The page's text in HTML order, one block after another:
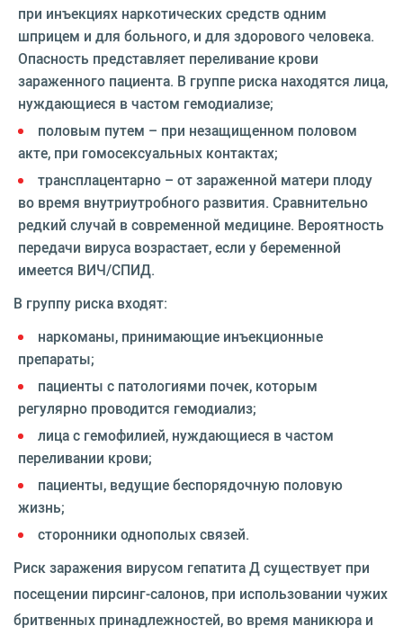
при инъекциях наркотических средств одним
шприцем и для больного, и для здорового человека.
Опасность представляет переливание крови
зараженного пациента. В группе риска находятся лица,
нуждающиеся в частом гемодиализе;
половым путем – при незащищенном половом
акте, при гомосексуальных контактах;
трансплацентарно – от зараженной матери плоду
во время внутриутробного развития. Сравнительно
редкий случай в современной медицине. Вероятность
передачи вируса возрастает, если у беременной
имеется ВИЧ/СПИД.
В группу риска входят:
наркоманы, принимающие инъекционные
препараты;
пациенты с патологиями почек, которым
регулярно проводится гемодиализ;
лица с гемофилией, нуждающиеся в частом
переливании крови;
пациенты, ведущие беспорядочную половую
жизнь;
сторонники однополых связей.
Риск заражения вирусом гепатита Д существует при
посещении пирсинг-салонов, при использовании чужих
бритвенных принадлежностей, во время маникюра и